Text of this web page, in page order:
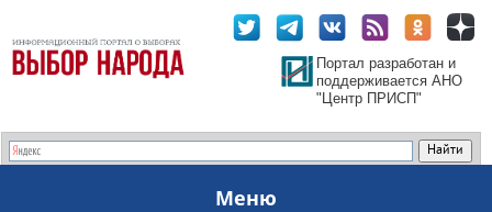
Портал разработан и
поддерживается АНО
"Центр ПРИСП"
Меню